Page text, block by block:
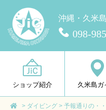
沖縄・久米
098-
ショップ紹介 久米島ガ
> ダイビング > 予報通りの・・